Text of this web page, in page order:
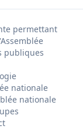
permettant
publiques
nationale
nationale